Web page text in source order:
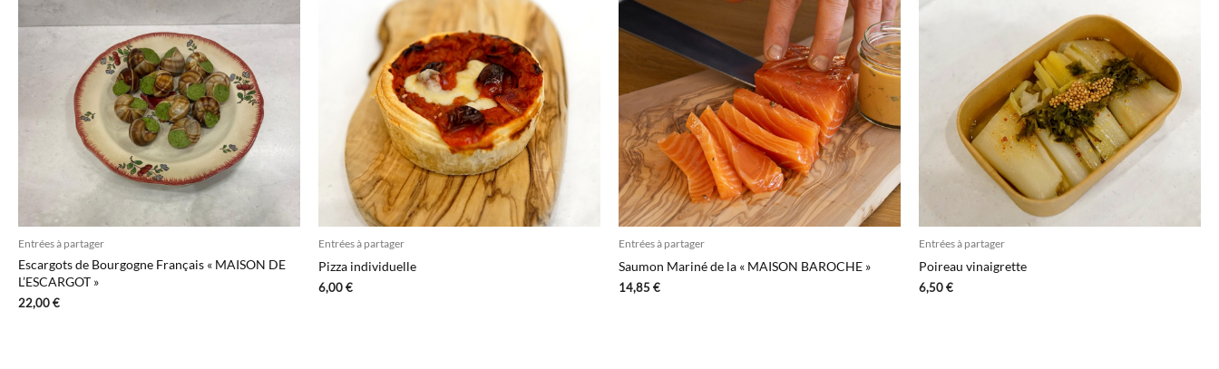
Entrées à partager
Escargots de Bourgogne Français « MAISON DE
L’ESCARGOT »
22,00 €
Entrées à partager
Pizza individuelle
6,00 €
Entrées à partager
Saumon Mariné de la « MAISON BAROCHE »
14,85 €
Entrées à partager
Poireau vinaigrette
6,50 €